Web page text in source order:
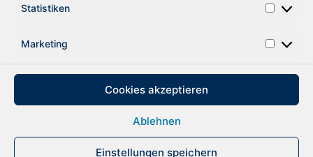
Statistiken
Marketing
Cookies akzeptieren
Ablehnen
Einstellungen speichern
zurück
DATENSCHUTZ IMPRESSUM